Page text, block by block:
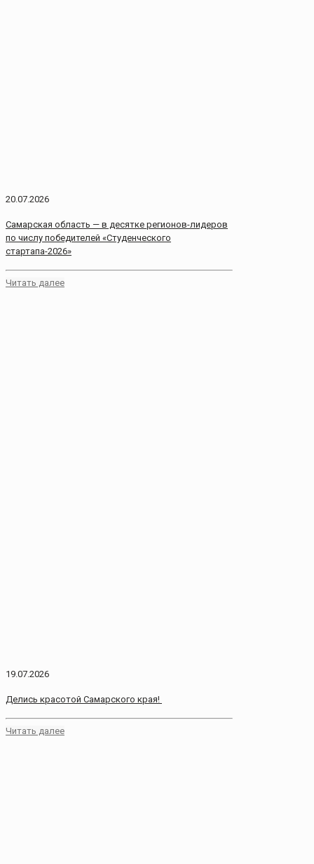
20.07.2026
Самарская область — в десятке регионов-лидеров
по числу победителей «Студенческого
стартапа-2026»
Читать далее
19.07.2026
Делись красотой Самарского края!
Читать далее